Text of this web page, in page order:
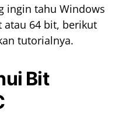
ingin tahu Windows
atau 64 bit, berikut
tutorialnya.
Bit